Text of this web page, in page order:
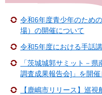
令和6年度青少年のため
場）の開催について
令和5年度における手話
「茨城城郭サミット－
調査成果報告会]」を開催
【鹿嶋市リリース】巡